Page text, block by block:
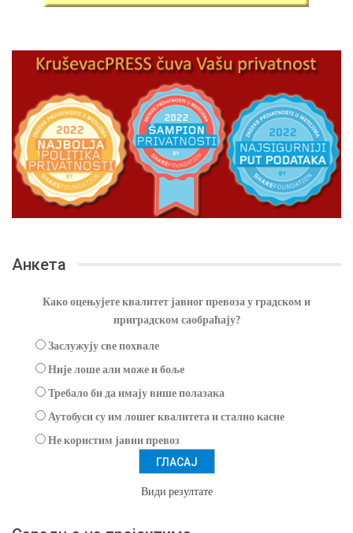
Анкета
Како оцењујете квалитет јавног превоза у градском и
приградском саобраћају?
Заслужују све похвале
Није лоше али може и боље
Требало би да имају више полазака
Аутобуси су им лошег квалитета и стално касне
Не користим јавни превоз
Види резултате